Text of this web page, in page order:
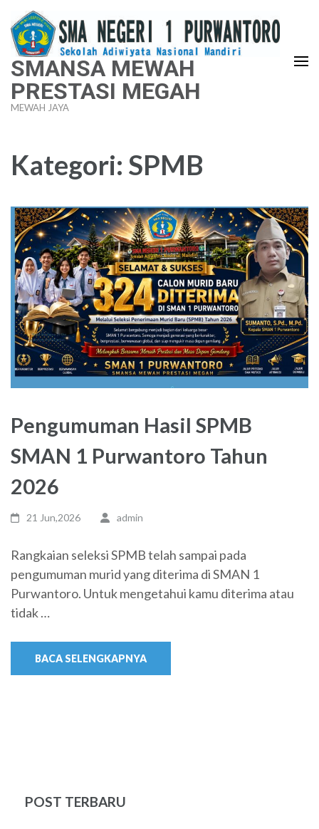
Lompat
ke
konten
(Tekan
Enter)
SMANSA MEWAH
PRESTASI MEGAH
MEWAH JAYA
Kategori: SPMB
Pengumuman Hasil SPMB
SMAN 1 Purwantoro Tahun
2026
21 Jun,2026 admin
Rangkaian seleksi SPMB telah sampai pada
pengumuman murid yang diterima di SMAN 1
Purwantoro. Untuk mengetahui kamu diterima atau
tidak …
BACA SELENGKAPNYA
POST TERBARU